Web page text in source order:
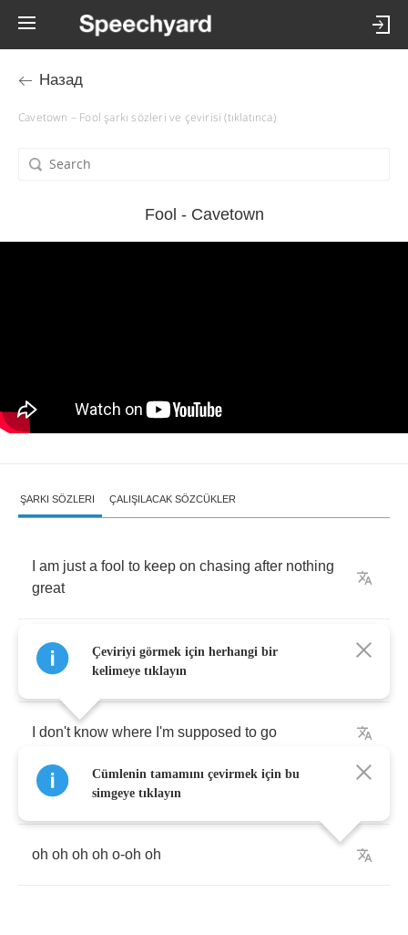
Назад
Cavetown – Fool şarkı sözleri ve çevirisi (tıklatınca)
Fool - Cavetown
ŞARKI SÖZLERI ÇALIŞILACAK SÖZCÜKLER
am just a fool to keep on chasing after nothing
great
You are just a fool to keep pretending that
you're
loving me
don't know where I'm supposed to go
Oh oh oh oh o-oh oh
oh oh oh oh o-oh oh
Çeviriyi görmek için herhangi bir
kelimeye tıklayın
Cümlenin tamamını çevirmek için bu
simgeye tıklayın